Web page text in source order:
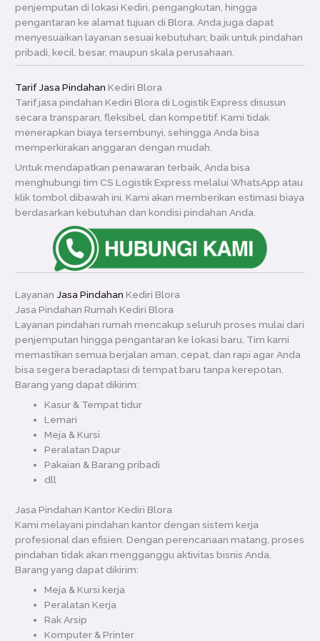
penjemputan di lokasi Kediri, pengangkutan, hingga
pengantaran ke alamat tujuan di Blora. Anda juga dapat
menyesuaikan layanan sesuai kebutuhan; baik untuk pindahan
pribadi, kecil, besar, maupun skala perusahaan.
Tarif Jasa Pindahan Kediri Blora
Tarif jasa pindahan Kediri Blora di Logistik Express disusun
secara transparan, fleksibel, dan kompetitif. Kami tidak
menerapkan biaya tersembunyi, sehingga Anda bisa
memperkirakan anggaran dengan mudah.
Untuk mendapatkan penawaran terbaik, Anda bisa
menghubungi tim CS Logistik Express melalui WhatsApp atau
klik tombol dibawah ini. Kami akan memberikan estimasi biaya
berdasarkan kebutuhan dan kondisi pindahan Anda.
LayananJasa Pindahan Kediri Blora
Jasa Pindahan Rumah Kediri Blora
Layanan pindahan rumah mencakup seluruh proses mulai dari
penjemputan hingga pengantaran ke lokasi baru. Tim kami
memastikan semua berjalan aman, cepat, dan rapi agar Anda
bisa segera beradaptasi di tempat baru tanpa kerepotan.
Barang yang dapat dikirim:
Kasur & Tempat tidur
Lemari
Meja & Kursi
Peralatan Dapur
Pakaian & Barang pribadi
dll
Jasa Pindahan Kantor Kediri Blora
Kami melayani pindahan kantor dengan sistem kerja
profesional dan efisien. Dengan perencanaan matang, proses
pindahan tidak akan mengganggu aktivitas bisnis Anda.
Barang yang dapat dikirim:
Meja & Kursi kerja
Peralatan Kerja
Rak Arsip
Komputer & Printer